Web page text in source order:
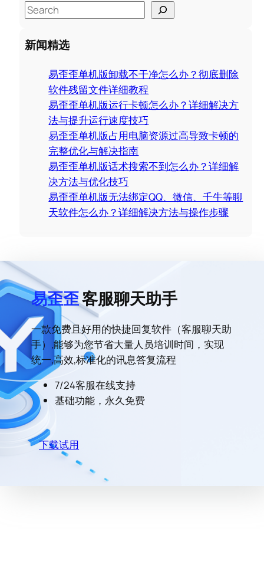
S
e
a
r
新闻精选
易歪歪单机版卸载不干净怎么办？彻底删除
软件残留文件详细教程
易歪歪单机版运行卡顿怎么办？详细解决方
法与提升运行速度技巧
易歪歪单机版占用电脑资源过高导致卡顿的
完整优化与解决指南
易歪歪单机版话术搜索不到怎么办？详细解
决方法与优化技巧
易歪歪单机版无法绑定QQ、微信、千牛等聊
天软件怎么办？详细解决方法与操作步骤
易歪歪客服聊天助手
一款免费且好用的快捷回复软件（客服聊天助
手）,能够为您节省大量人员培训时间，实现
统一,高效,标准化的讯息答复流程
7/24客服在线支持
基础功能，永久免费
下载试用